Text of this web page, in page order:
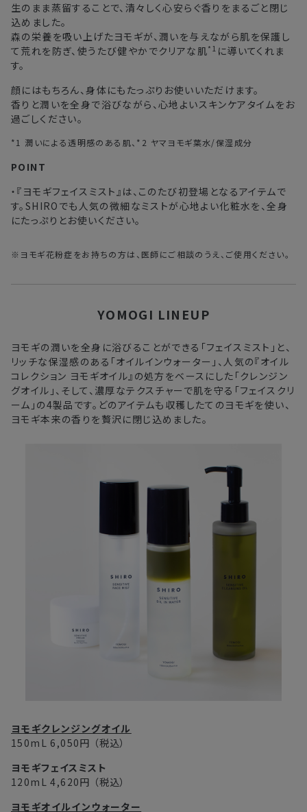
中国・四国・九州 3〜4日
沖縄県・離島 5〜8日
※以下に該当する場合、上記の日程で発送できない場合がござ
います。
・交通状況や天候による遅延
・ご注文内容の確認にお時間を要する
・複数製品購入により配送手配に時間がかかる
生のまま蒸留することで、清々しく心安らぐ香りをまるごと閉じ
込めました。
森の栄養を吸い上げたヨモギが、潤いを与えながら肌を保護し
て荒れを防ぎ、使うたび健やかでクリアな肌*1 に導いてくれま
す。
顔にはもちろん、身体にもたっぷりお使いいただけます。
香りと潤いを全身で浴びながら、心地よいスキンケアタイムをお
過ごしください。
*1 潤いによる透明感のある肌、*2 ヤマヨモギ葉水/保湿成分
POINT
・『ヨモギフェイスミスト』は、このたび初登場となるアイテムで
す。SHIROでも人気の微細なミストが心地よい化粧水を、全身
にたっぷりとお使いください。
※ヨモギ花粉症をお持ちの方は、医師にご相談のうえ、ご使用ください。
YOMOGI LINEUP
ヨモギの潤いを全身に浴びることができる「フェイスミスト」と、
リッチな保湿感のある「オイルインウォーター」、人気の『オイル
コレクション ヨモギオイル』の処方をベースにした「クレンジン
グオイル」、そして、濃厚なテクスチャーで肌を守る「フェイスクリ
ーム」の4製品です。どのアイテムも収穫したてのヨモギを使い、
ヨモギ本来の香りを贅沢に閉じ込めました。
ヨモギクレンジングオイル
150mL 6,050円 （税込）
ヨモギフェイスミスト
120mL4,620円 （税込）
ヨモギオイルインウォーター